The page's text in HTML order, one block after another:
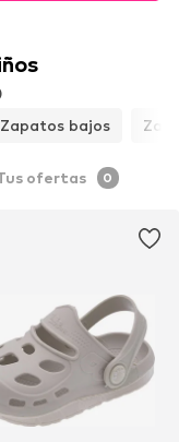
Zapatos bajos
ofertas 0